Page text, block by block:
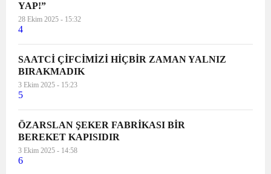
YAP!”
28 Ekim 2025 - 15:32
4
SAATCİ ÇİFCİMİZİ HİÇBİR ZAMAN YALNIZ
BIRAKMADIK
3 Ekim 2025 - 15:23
5
ÖZARSLAN ŞEKER FABRİKASI BİR
BEREKET KAPISIDIR
3 Ekim 2025 - 14:58
6